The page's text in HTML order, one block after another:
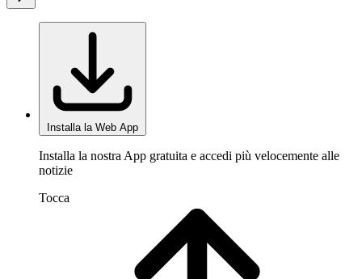
Installa la Web App
Installa la nostra App gratuita e accedi più velocemente alle
notizie
Tocca